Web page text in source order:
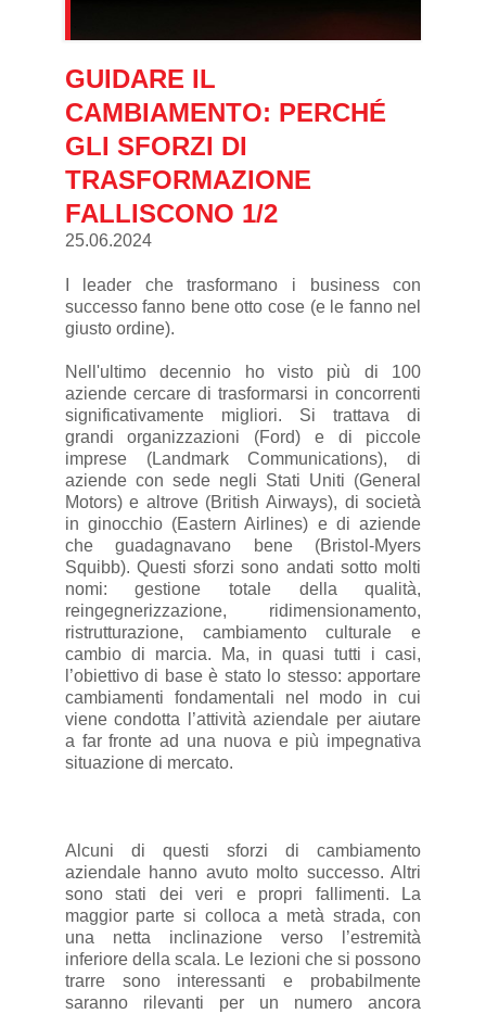
GUIDARE IL
CAMBIAMENTO: PERCHÉ
GLI SFORZI DI
TRASFORMAZIONE
FALLISCONO 1/2
25.06.2024
I leader che trasformano i business con
successo fanno bene otto cose (e le fanno nel
giusto ordine).
Nell'ultimo decennio ho visto più di 100
aziende cercare di trasformarsi in concorrenti
significativamente migliori. Si trattava di
grandi organizzazioni (Ford) e di piccole
imprese (Landmark Communications), di
aziende con sede negli Stati Uniti (General
Motors) e altrove (British Airways), di società
in ginocchio (Eastern Airlines) e di aziende
che guadagnavano bene (Bristol-Myers
Squibb). Questi sforzi sono andati sotto molti
nomi: gestione totale della qualità,
reingegnerizzazione, ridimensionamento,
ristrutturazione, cambiamento culturale e
cambio di marcia. Ma, in quasi tutti i casi,
l’obiettivo di base è stato lo stesso: apportare
cambiamenti fondamentali nel modo in cui
viene condotta l’attività aziendale per aiutare
a far fronte ad una nuova e più impegnativa
situazione di mercato.
Alcuni di questi sforzi di cambiamento
aziendale hanno avuto molto successo. Altri
sono stati dei veri e propri fallimenti. La
maggior parte si colloca a metà strada, con
una netta inclinazione verso l’estremità
inferiore della scala. Le lezioni che si possono
trarre sono interessanti e probabilmente
saranno rilevanti per un numero ancora